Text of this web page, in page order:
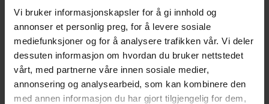
Vi bruker informasjonskapsler for å gi innhold og
annonser et personlig preg, for å levere sosiale
mediefunksjoner og for å analysere trafikken vår. Vi deler
dessuten informasjon om hvordan du bruker nettstedet
vårt, med partnerne våre innen sosiale medier,
annonsering og analysearbeid, som kan kombinere den
med annen informasjon du har gjort tilgjengelig for dem,